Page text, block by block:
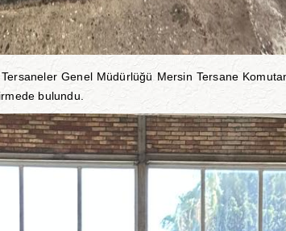
Genel Müdürlüğü Mersin Tersane
bulundu.